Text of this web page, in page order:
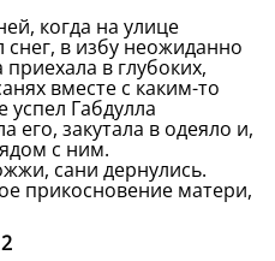
когда на улице
в избу неожиданно
в глубоких,
вместе с каким-то
Габдулла
его, закутала в одеяло и,
с ним.
сани дернулись.
прикосновение матери,
2